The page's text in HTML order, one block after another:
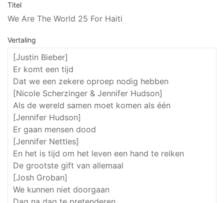
Titel
We Are The World 25 For Haiti
Vertaling